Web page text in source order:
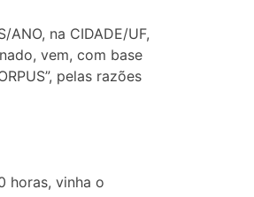
ANO, na CIDADE/UF,
vem, com base
pelas razões
horas, vinha o